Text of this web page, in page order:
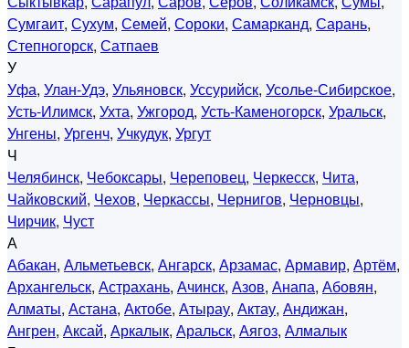
Сумгаит, Сухум, Семей, Сороки, Самарканд, Сарань,
Степногорск, Сатпаев
У
Уфа, Улан-Удэ, Ульяновск, Уссурийск, Усолье-Сибирское,
Усть-Илимск, Ухта, Ужгород, Усть-Каменогорск, Уральск,
Унгены, Ургенч, Учкудук, Ургут
Ч
Челябинск, Чебоксары, Череповец, Черкесск, Чита,
Чайковский, Чехов, Черкассы, Чернигов, Черновцы,
Чирчик, Чуст
А
Абакан, Альметьевск, Ангарск, Арзамас, Армавир, Артём,
Архангельск, Астрахань, Ачинск, Азов, Анапа, Абовян,
Алматы, Астана, Актобе, Атырау, Актау, Андижан,
Ангрен, Аксай, Аркалык, Аральск, Аягоз, Алмалык